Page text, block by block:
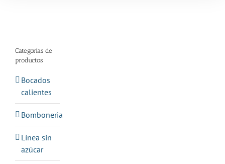
Categorías de
productos
Bocados
calientes
Bomboneria
Línea sin
azúcar